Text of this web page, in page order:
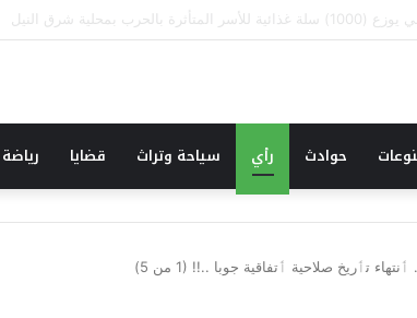
نقطة وسطر جديد … حكومة الآمل بلا رأس ولا قعر (٢)
حوادث رأي سياحة وتراث قضايا رياضة
تٲريخ صلاحية ٲتفاقية جوبا ..!! (1 من 5)